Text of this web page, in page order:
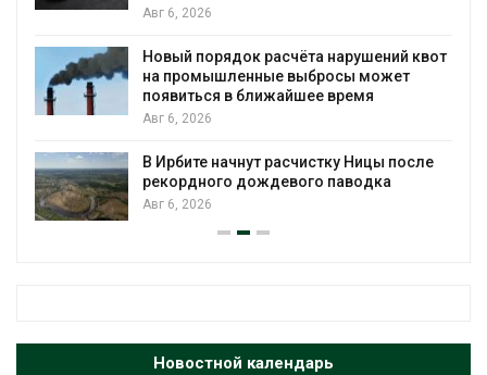
Авг 6, 2026
Новый порядок расчёта нарушений квот
на промышленные выбросы может
появиться в ближайшее время
Авг 6, 2026
В Ирбите начнут расчистку Ницы после
рекордного дождевого паводка
Авг 6, 2026
Новостной календарь